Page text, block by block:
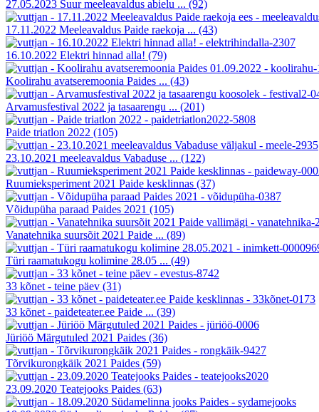
27.05.2023 Suur meeleavaldus abielu ... (92)
17.11.2022 Meeleavaldus Paide raekoja ... (43)
16.10.2022 Elektri hinnad alla! (79)
Koolirahu avatseremoonia Paides ... (43)
Arvamusfestival 2022 ja tasaarengu ... (201)
Paide triatlon 2022 (105)
23.10.2021 meeleavaldus Vabaduse ... (122)
Ruumieksperiment 2021 Paide kesklinnas (37)
Võidupüha paraad Paides 2021 (105)
Vanatehnika suursõit 2021 Paide ... (89)
Türi raamatukogu kolimine 28.05 ... (49)
33 kõnet - teine päev (31)
33 kõnet - paideteater.ee Paide ... (39)
Jüriöö Märgutuled 2021 Paides (36)
Tõrvikurongkäik 2021 Paides (59)
23.09.2020 Teatejooks Paides (63)